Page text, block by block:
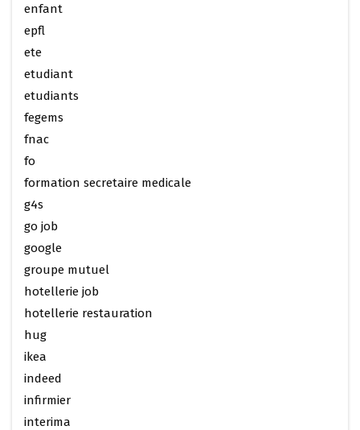
enfant
epfl
ete
etudiant
etudiants
fegems
fnac
fo
formation secretaire medicale
g4s
go job
google
groupe mutuel
hotellerie job
hotellerie restauration
hug
ikea
indeed
infirmier
interima